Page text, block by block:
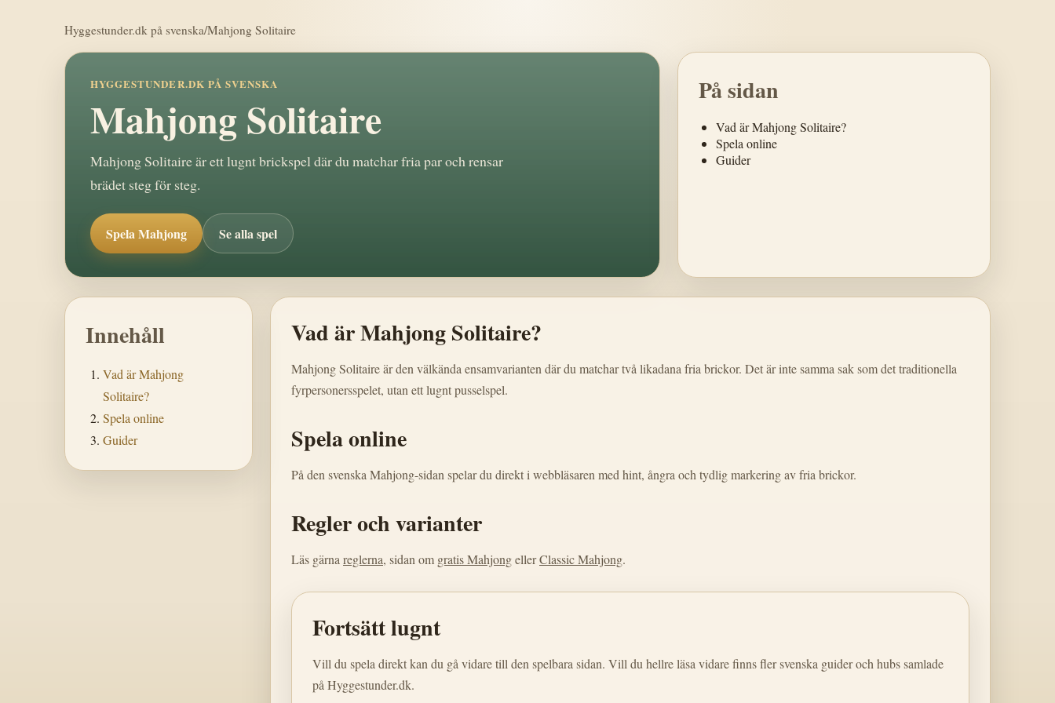
Hyggestunder.dk på svenska/Mahjong Solitaire
HYGGESTUNDER.DK PÅ SVENSKA
Mahjong Solitaire
Mahjong Solitaire är ett lugnt brickspel där du matchar fria par och rensar
brädet steg för steg.
Spela Mahjong Se alla spel
På sidan
Vad är Mahjong Solitaire?
Spela online
Guider
Innehåll
Vad är Mahjong
Solitaire?
Spela online
Guider
Vad är Mahjong Solitaire?
Mahjong Solitaire är den välkända ensamvarianten där du matchar två likadana fria brickor. Det är inte samma sak som det traditionella
fyrpersonersspelet, utan ett lugnt pusselspel.
Spela online
På den svenska Mahjong-sidan spelar du direkt i webbläsaren med hint, ångra och tydlig markering av fria brickor.
Regler och varianter
Läs gärna reglerna, sidan om gratis MahjongellerClassic Mahjong.
Fortsätt lugnt
Vill du spela direkt kan du gå vidare till den spelbara sidan. Vill du hellre läsa vidare finns fler svenska guider och hubs samlade
på Hyggestunder.dk.